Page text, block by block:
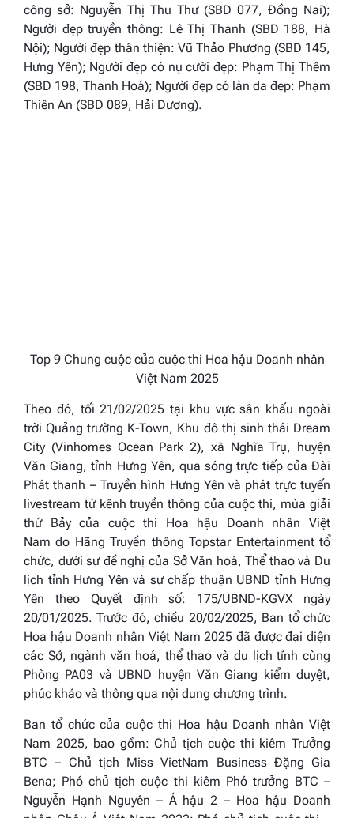
công sở: Nguyễn Thị Thu Thư (SBD 077, Đồng Nai);
Người đẹp truyền thông: Lê Thị Thanh (SBD 188, Hà
Nội); Người đẹp thân thiện: Vũ Thảo Phương (SBD 145,
Hưng Yên); Người đẹp có nụ cười đẹp: Phạm Thị Thêm
(SBD 198, Thanh Hoá); Người đẹp có làn da đẹp: Phạm
Thiên An (SBD 089, Hải Dương).
Top 9 Chung cuộc của cuộc thi Hoa hậu Doanh nhân
Việt Nam 2025
Theo đó, tối 21/02/2025 tại khu vực sân khấu ngoài
trời Quảng trường K-Town, Khu đô thị sinh thái Dream
City (Vinhomes Ocean Park 2), xã Nghĩa Trụ, huyện
Văn Giang, tỉnh Hưng Yên, qua sóng trực tiếp của Đài
Phát thanh – Truyền hình Hưng Yên và phát trực tuyến
livestream từ kênh truyền thông của cuộc thi, mùa giải
thứ Bảy của cuộc thi Hoa hậu Doanh nhân Việt
Nam do Hãng Truyền thông Topstar Entertainment tổ
chức, dưới sự đề nghị của Sở Văn hoá, Thể thao và Du
lịch tỉnh Hưng Yên và sự chấp thuận UBND tỉnh Hưng
Yên theo Quyết định số: 175/UBND-KGVX ngày
20/01/2025. Trước đó, chiều 20/02/2025, Ban tổ chức
Hoa hậu Doanh nhân Việt Nam 2025 đã được đại diện
các Sở, ngành văn hoá, thể thao và du lịch tỉnh cùng
Phòng PA03 và UBND huyện Văn Giang kiểm duyệt,
phúc khảo và thông qua nội dung chương trình.
Ban tổ chức của cuộc thi Hoa hậu Doanh nhân Việt
Nam 2025, bao gồm: Chủ tịch cuộc thi kiêm Trưởng
BTC – Chủ tịch Miss VietNam BusinessĐặng Gia
Bena; Phó chủ tịch cuộc thi kiêm Phó trưởng BTC –
Nguyễn Hạnh Nguyên – Á hậu 2 – Hoa hậu Doanh